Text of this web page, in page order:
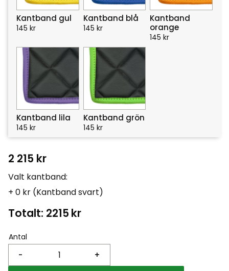
Kantband gul
145 kr
Kantband blå
145 kr
Kantband
orange
145 kr
Kantband lila
145 kr
Kantband grön
145 kr
2 215 kr
Valt kantband:
+ 0 kr (Kantband svart)
Totalt: 2215 kr
Antal
+
-